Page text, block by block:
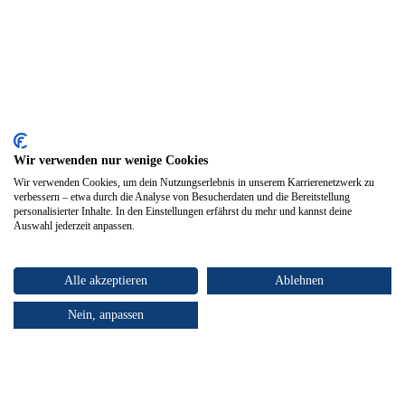
Wir verwenden nur wenige Cookies
Wir verwenden Cookies, um dein Nutzungserlebnis in unserem Karrierenetzwerk zu
verbessern – etwa durch die Analyse von Besucherdaten und die Bereitstellung
personalisierter Inhalte. In den Einstellungen erfährst du mehr und kannst deine
Auswahl jederzeit anpassen.
Alle akzeptieren Ablehnen
Nein, anpassen